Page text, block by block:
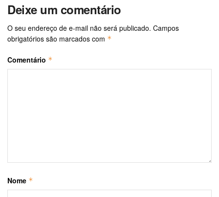
Deixe um comentário
O seu endereço de e-mail não será publicado. Campos
obrigatórios são marcados com *
Comentário *
Nome *